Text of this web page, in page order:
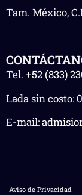
Tam. México,
Tel. +52 (833)
Lada sin costo:
E-mail:
Aviso de Privacidad